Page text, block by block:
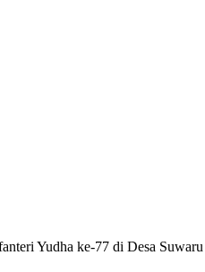
Yudha ke-77 di Desa